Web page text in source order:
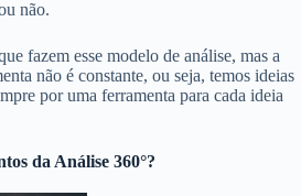
não.
fazem esse modelo de análise, mas a
não é constante, ou seja, temos ideias
por uma ferramenta para cada ideia
da Análise 360°?